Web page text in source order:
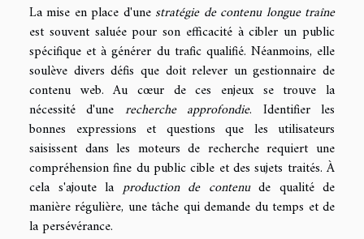
La mise en place d'une stratégie de contenu longue traîne
est souvent saluée pour son efficacité à cibler un public
spécifique et à générer du trafic qualifié. Néanmoins, elle
soulève divers défis que doit relever un gestionnaire de
contenu web. Au cœur de ces enjeux se trouve la
nécessité d'une recherche approfondie. Identifier les
bonnes expressions et questions que les utilisateurs
saisissent dans les moteurs de recherche requiert une
compréhension fine du public cible et des sujets traités. À
cela s'ajoute la production de contenude qualité de
manière régulière, une tâche qui demande du temps et de
la persévérance.